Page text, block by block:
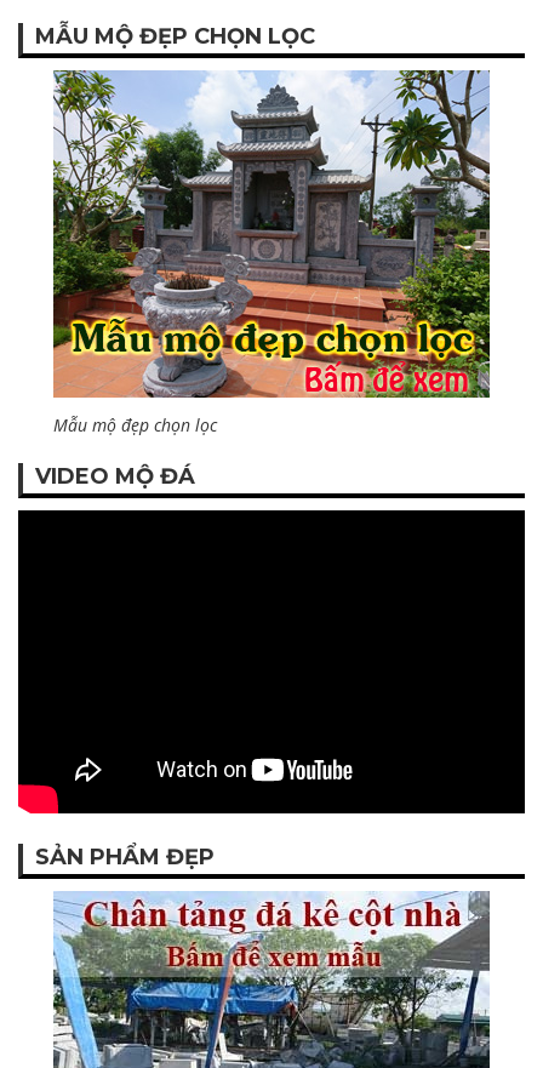
MẪU MỘ ĐẸP CHỌN LỌC
Mẫu mộ đẹp chọn lọc
VIDEO MỘ ĐÁ
SẢN PHẨM ĐẸP